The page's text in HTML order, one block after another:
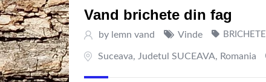
Vand brichete din fag
by lemn vand Vinde BRICHETE
Suceava, Judetul SUCEAVA, Romania